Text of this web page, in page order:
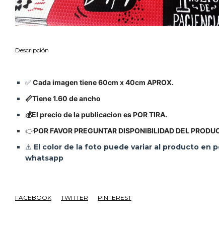
Descripción
✅Cada imagen tiene 60cm x 40cm APROX.
📏Tiene 1.60 de ancho
💰El precio de la publicacion es POR TIRA.
👉POR FAVOR PREGUNTAR DISPONIBILIDAD DEL
⚠️ El color de la foto puede variar al producto en
whatsapp
FACEBOOK TWITTER PINTEREST